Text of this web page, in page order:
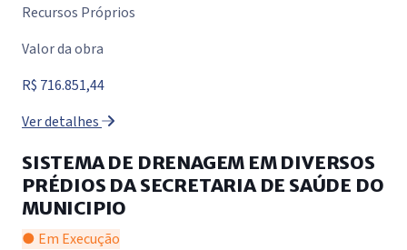
Recursos Próprios
Valor da obra
R$ 716.851,44
Ver detalhes
SISTEMA DE DRENAGEM EM DIVERSOS
PRÉDIOS DA SECRETARIA DE SAÚDE DO
MUNICIPIO
● Em Execução